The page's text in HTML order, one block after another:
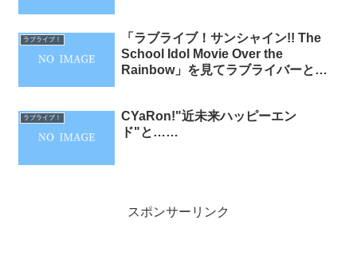
ラブライブ！
「ラブライブ！サンシャイン!! The
School Idol Movie Over the
Rainbow」を見てラブライバーとし
ラブライブ！
CYaRon!"近未来ハッピーエン
ド"と……
スポンサーリンク